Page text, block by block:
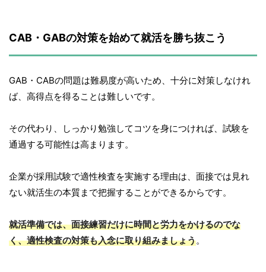
CAB・GABの対策を始めて就活を勝ち抜こう
GAB・CABの問題は難易度が高いため、十分に対策しなけれ
ば、高得点を得ることは難しいです。
その代わり、しっかり勉強してコツを身につければ、試験を
通過する可能性は高まります。
企業が採用試験で適性検査を実施する理由は、面接では見れ
ない就活生の本質まで把握することができるからです。
就活準備では、面接練習だけに時間と労力をかけるのでな
く、適性検査の対策も入念に取り組みましょう。